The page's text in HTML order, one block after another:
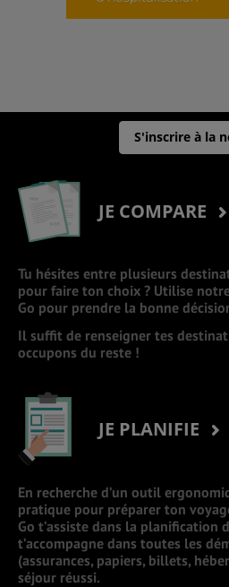
S'inscrire à la
JE COMPARE
Tu hésites entre plusieurs
pour faire ton choix ? Utilise
Go pour prendre la bonne
Il suffit de renseigner tes
occupons du reste !
JE PLANIFIE
En recherche d’un outil
pratique pour préparer ton
Go t’assiste dans la planification
t’accompagne dans toutes les
(assurances, papiers, billets,
séjour réussi.